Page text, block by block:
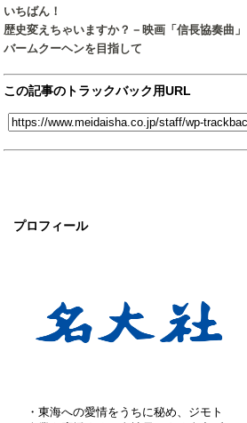
プロフィール
・東海への愛情をうちに秘め、ジモト
いちばん！
歴史変えちゃいますか？－映画「信長協奏曲」
バームクーヘンを目指して
この記事のトラックバック用URL